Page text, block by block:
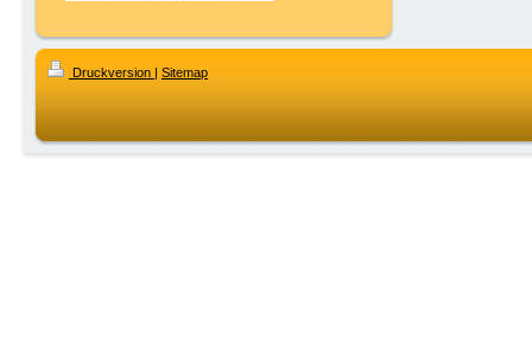
Druckversion | Sitemap